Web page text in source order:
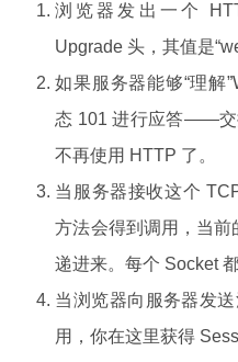
浏览器发出一个
Upgrade 头，其值是
如果服务器能够“理解
态 101 进行应答——交
不再使用 HTTP 了。
当服务器接收这个
方法会得到调用，当
递进来。每个 Socket
当浏览器向服务器发
用，你在这里获得